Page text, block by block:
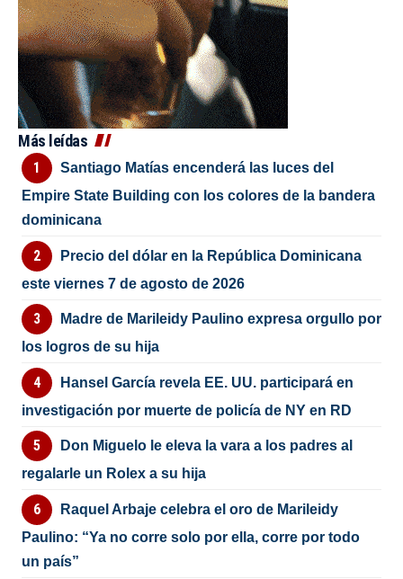
Más leídas
Santiago Matías encenderá las luces del
Empire State Building con los colores de la bandera
dominicana
Precio del dólar en la República Dominicana
este viernes 7 de agosto de 2026
Madre de Marileidy Paulino expresa orgullo por
los logros de su hija
Hansel García revela EE. UU. participará en
investigación por muerte de policía de NY en RD
Don Miguelo le eleva la vara a los padres al
regalarle un Rolex a su hija
Raquel Arbaje celebra el oro de Marileidy
Paulino: “Ya no corre solo por ella, corre por todo
un país”